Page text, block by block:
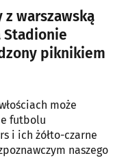
z warszawską
Stadionie
piknikiem
może
futbolu
i ich żółto-czarne
naszego